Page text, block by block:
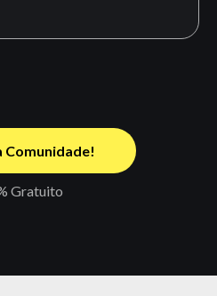
Comunidade!
Gratuito